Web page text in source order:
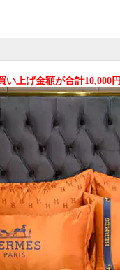
上げ金額が合計10,000